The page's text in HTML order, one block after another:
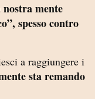
mente
spesso contro
a raggiungere i
sta remando